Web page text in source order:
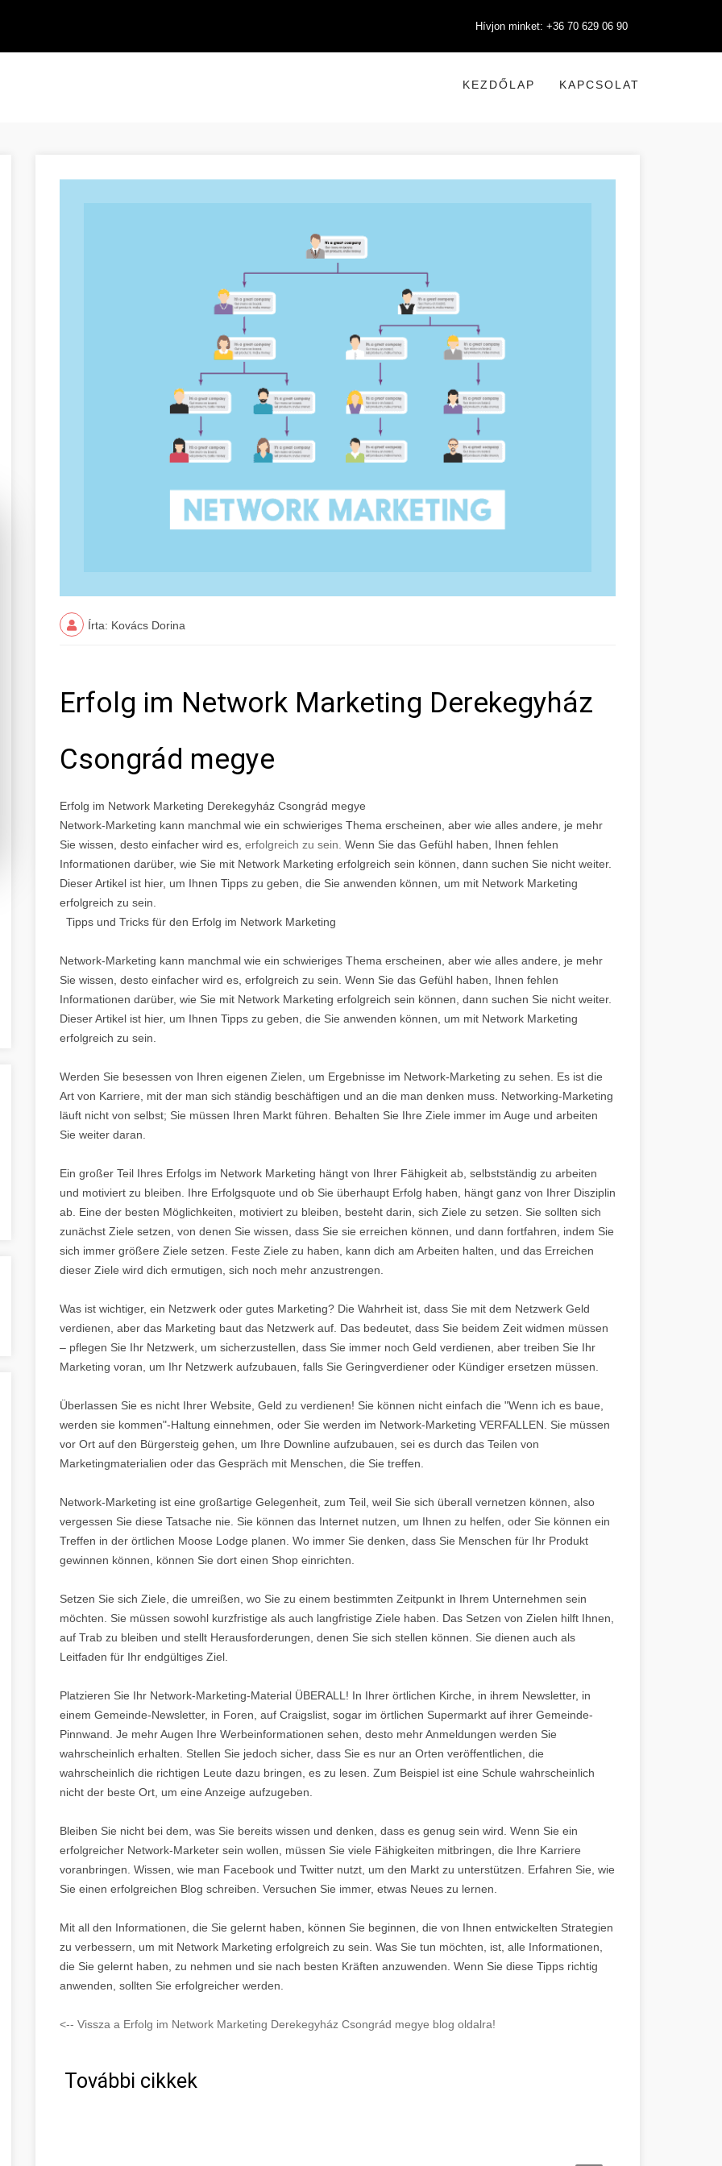
Hívjon minket: +36 70 629 06 90
KEZDŐLAP KAPCSOLAT
Írta: Kovács Dorina
Erfolg im Network Marketing Derekegyház
Csongrád megye
Erfolg im Network Marketing Derekegyház Csongrád megye
Network-Marketing kann manchmal wie ein schwieriges Thema erscheinen, aber wie alles andere, je mehr
Sie wissen, desto einfacher wird es, erfolgreich zu sein. Wenn Sie das Gefühl haben, Ihnen fehlen
Informationen darüber, wie Sie mit Network Marketing erfolgreich sein können, dann suchen Sie nicht weiter.
Dieser Artikel ist hier, um Ihnen Tipps zu geben, die Sie anwenden können, um mit Network Marketing
erfolgreich zu sein.
Tipps und Tricks für den Erfolg im Network Marketing
Network-Marketing kann manchmal wie ein schwieriges Thema erscheinen, aber wie alles andere, je mehr
Sie wissen, desto einfacher wird es, erfolgreich zu sein. Wenn Sie das Gefühl haben, Ihnen fehlen
Informationen darüber, wie Sie mit Network Marketing erfolgreich sein können, dann suchen Sie nicht weiter.
Dieser Artikel ist hier, um Ihnen Tipps zu geben, die Sie anwenden können, um mit Network Marketing
erfolgreich zu sein.
Werden Sie besessen von Ihren eigenen Zielen, um Ergebnisse im Network-Marketing zu sehen. Es ist die
Art von Karriere, mit der man sich ständig beschäftigen und an die man denken muss. Networking-Marketing
läuft nicht von selbst; Sie müssen Ihren Markt führen. Behalten Sie Ihre Ziele immer im Auge und arbeiten
Sie weiter daran.
Ein großer Teil Ihres Erfolgs im Network Marketing hängt von Ihrer Fähigkeit ab, selbstständig zu arbeiten
und motiviert zu bleiben. Ihre Erfolgsquote und ob Sie überhaupt Erfolg haben, hängt ganz von Ihrer Disziplin
ab. Eine der besten Möglichkeiten, motiviert zu bleiben, besteht darin, sich Ziele zu setzen. Sie sollten sich
zunächst Ziele setzen, von denen Sie wissen, dass Sie sie erreichen können, und dann fortfahren, indem Sie
sich immer größere Ziele setzen. Feste Ziele zu haben, kann dich am Arbeiten halten, und das Erreichen
dieser Ziele wird dich ermutigen, sich noch mehr anzustrengen.
Was ist wichtiger, ein Netzwerk oder gutes Marketing? Die Wahrheit ist, dass Sie mit dem Netzwerk Geld
verdienen, aber das Marketing baut das Netzwerk auf. Das bedeutet, dass Sie beidem Zeit widmen müssen
– pflegen Sie Ihr Netzwerk, um sicherzustellen, dass Sie immer noch Geld verdienen, aber treiben Sie Ihr
Marketing voran, um Ihr Netzwerk aufzubauen, falls Sie Geringverdiener oder Kündiger ersetzen müssen.
Überlassen Sie es nicht Ihrer Website, Geld zu verdienen! Sie können nicht einfach die "Wenn ich es baue,
werden sie kommen"-Haltung einnehmen, oder Sie werden im Network-Marketing VERFALLEN. Sie müssen
vor Ort auf den Bürgersteig gehen, um Ihre Downline aufzubauen, sei es durch das Teilen von
Marketingmaterialien oder das Gespräch mit Menschen, die Sie treffen.
Network-Marketing ist eine großartige Gelegenheit, zum Teil, weil Sie sich überall vernetzen können, also
vergessen Sie diese Tatsache nie. Sie können das Internet nutzen, um Ihnen zu helfen, oder Sie können ein
Treffen in der örtlichen Moose Lodge planen. Wo immer Sie denken, dass Sie Menschen für Ihr Produkt
gewinnen können, können Sie dort einen Shop einrichten.
Setzen Sie sich Ziele, die umreißen, wo Sie zu einem bestimmten Zeitpunkt in Ihrem Unternehmen sein
möchten. Sie müssen sowohl kurzfristige als auch langfristige Ziele haben. Das Setzen von Zielen hilft Ihnen,
auf Trab zu bleiben und stellt Herausforderungen, denen Sie sich stellen können. Sie dienen auch als
Leitfaden für Ihr endgültiges Ziel.
Platzieren Sie Ihr Network-Marketing-Material ÜBERALL! In Ihrer örtlichen Kirche, in ihrem Newsletter, in
einem Gemeinde-Newsletter, in Foren, auf Craigslist, sogar im örtlichen Supermarkt auf ihrer Gemeinde-
Pinnwand. Je mehr Augen Ihre Werbeinformationen sehen, desto mehr Anmeldungen werden Sie
wahrscheinlich erhalten. Stellen Sie jedoch sicher, dass Sie es nur an Orten veröffentlichen, die
wahrscheinlich die richtigen Leute dazu bringen, es zu lesen. Zum Beispiel ist eine Schule wahrscheinlich
nicht der beste Ort, um eine Anzeige aufzugeben.
Bleiben Sie nicht bei dem, was Sie bereits wissen und denken, dass es genug sein wird. Wenn Sie ein
erfolgreicher Network-Marketer sein wollen, müssen Sie viele Fähigkeiten mitbringen, die Ihre Karriere
voranbringen. Wissen, wie man Facebook und Twitter nutzt, um den Markt zu unterstützen. Erfahren Sie, wie
Sie einen erfolgreichen Blog schreiben. Versuchen Sie immer, etwas Neues zu lernen.
Mit all den Informationen, die Sie gelernt haben, können Sie beginnen, die von Ihnen entwickelten Strategien
zu verbessern, um mit Network Marketing erfolgreich zu sein. Was Sie tun möchten, ist, alle Informationen,
die Sie gelernt haben, zu nehmen und sie nach besten Kräften anzuwenden. Wenn Sie diese Tipps richtig
anwenden, sollten Sie erfolgreicher werden.
<-- Vissza a Erfolg im Network Marketing Derekegyház Csongrád megye blog oldalra!
További cikkek